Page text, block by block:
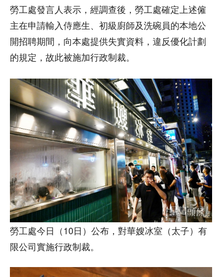
勞工處發言人表示，經調查後，勞工處確定上述僱
主在申請輸入侍應生、初級廚師及洗碗員的本地公
開招聘期間，向本處提供失實資料，違反優化計劃
的規定，故此被施加行政制裁。
​勞工處今日（10日）公布，對華嫂冰室（太子）有
限公司實施行政制裁。